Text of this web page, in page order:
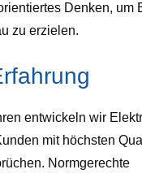
Denken, um
zu erzielen.
entwickeln wir
mit höchsten
Normgerechte